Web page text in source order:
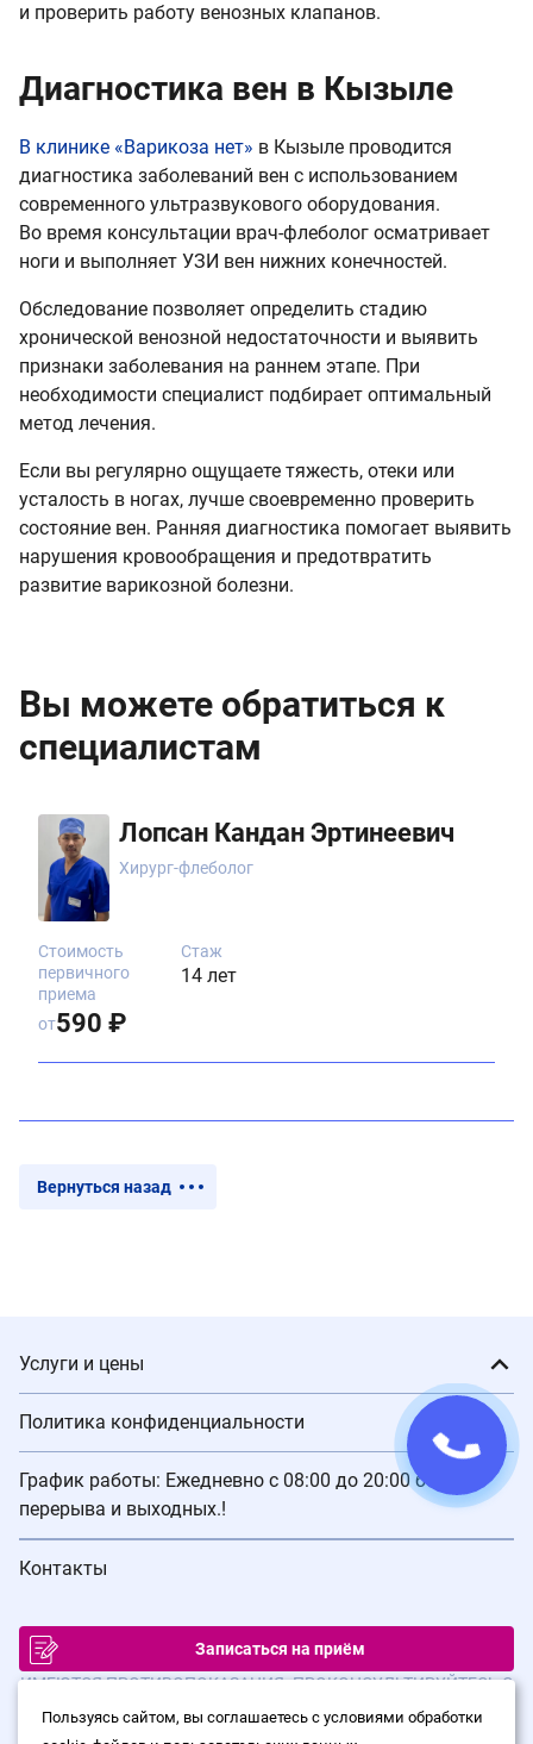
и проверить работу венозных клапанов.
Диагностика вен в Кызыле
В клинике «Варикоза нет» в Кызыле проводится
диагностика заболеваний вен с использованием
современного ультразвукового оборудования.
Во время консультации врач-флеболог осматривает
ноги и выполняет УЗИ вен нижних конечностей.
Обследование позволяет определить стадию
хронической венозной недостаточности и выявить
признаки заболевания на раннем этапе. При
необходимости специалист подбирает оптимальный
метод лечения.
Если вы регулярно ощущаете тяжесть, отеки или
усталость в ногах, лучше своевременно проверить
состояние вен. Ранняя диагностика помогает выявить
нарушения кровообращения и предотвратить
развитие варикозной болезни.
Вы можете обратиться к
специалистам
Лопсан Кандан Эртинеевич
Хирург-флеболог
Стаж
14 лет
Стоимость
первичного
приема
от590 ₽
Вернуться назад
Услуги и цены
Политика конфиденциальности
График работы: Ежедневно с 08:00 до 20:00 без
перерыва и выходных.!
Контакты
Записаться на приём
ИМЕЮТСЯ ПРОТИВОПОКАЗАНИЯ. ПРОКОНСУЛЬТИРУЙТЕСЬ С
Пользуясь сайтом, вы соглашаетесь с условиями обработки